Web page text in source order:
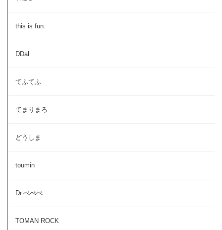
this is fun.
DDal
てふてふ
てまりまろ
どうしま
toumin
Dr.ぺぺぺ
TOMAN ROCK